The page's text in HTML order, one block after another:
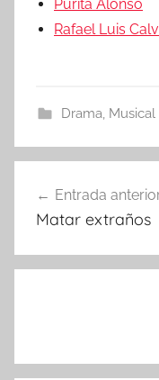
Purita Alonso
Rafael Luis
Drama, Musical
Navegación
de
entradas
Entrada
Matar extraños